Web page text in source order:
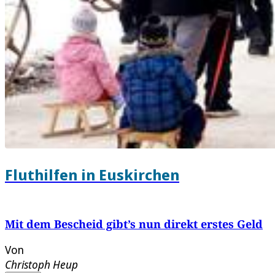
Fluthilfen in Euskirchen
Mit dem Bescheid gibt’s nun direkt erstes Geld
Von
Christoph Heup